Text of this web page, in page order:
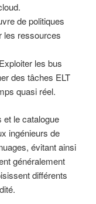
de politiques
les ressources
Exploiter les bus
des tâches ELT
quasi réel.
et le catalogue
ingénieurs de
évitant ainsi
généralement
différents